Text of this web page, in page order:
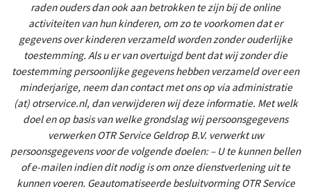
raden ouders dan ook aan betrokken te zijn bij de online
activiteiten van hun kinderen, om zo te voorkomen dat er
gegevens over kinderen verzameld worden zonder ouderlijke
toestemming. Als u er van overtuigd bent dat wij zonder die
toestemming persoonlijke gegevens hebben verzameld over een
minderjarige, neem dan contact met ons op via administratie
(at) otrservice.nl, dan verwijderen wij deze informatie. Met welk
doel en op basis van welke grondslag wij persoonsgegevens
verwerken OTR Service Geldrop B.V. verwerkt uw
persoonsgegevens voor de volgende doelen: – U te kunnen bellen
of e-mailen indien dit nodig is om onze dienstverlening uit te
kunnen voeren. Geautomatiseerde besluitvorming OTR Service